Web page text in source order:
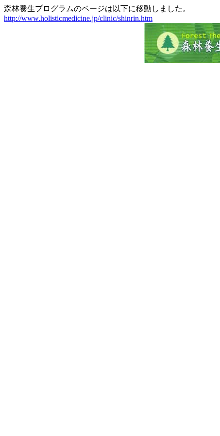
森林養生プログラムのページは以下に移動しました。
http://www.holisticmedicine.jp/clinic/shinrin.htm